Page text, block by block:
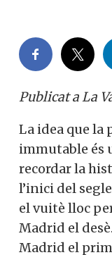
Publicat a La
La idea que la
immutable és
recordar la
l’inici del
el vuitè lloc
Madrid el
Madrid el